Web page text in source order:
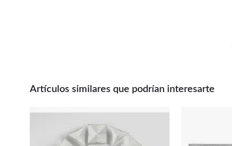
Artículos similares que podrían interesarte